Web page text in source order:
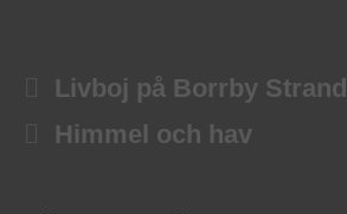
Livboj på Borrby Strand
Himmel och hav